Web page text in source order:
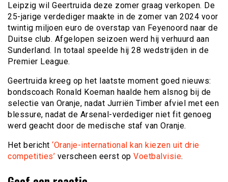
Leipzig wil Geertruida deze zomer graag verkopen. De
25-jarige verdediger maakte in de zomer van 2024 voor
twintig miljoen euro de overstap van Feyenoord naar de
Duitse club. Afgelopen seizoen werd hij verhuurd aan
Sunderland. In totaal speelde hij 28 wedstrijden in de
Premier League.
Geertruida kreeg op het laatste moment goed nieuws:
bondscoach Ronald Koeman haalde hem alsnog bij de
selectie van Oranje, nadat Jurriën Timber afviel met een
blessure, nadat de Arsenal-verdediger niet fit genoeg
werd geacht door de medische staf van Oranje.
Het bericht ‘Oranje-international kan kiezen uit drie
competities’ verscheen eerst op Voetbalvisie.